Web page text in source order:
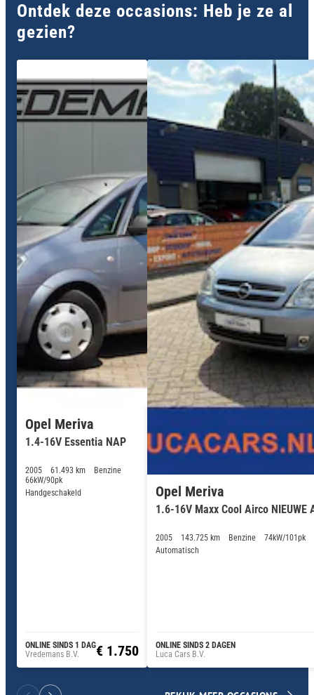
Ontdek deze occasions: Heb je ze al
gezien?
Opel Meriva
1.4-16V Essentia NAP
2005 61.493 km
Benzine
66kW/90pk
Handgeschakeld
ONLINE SINDS 1 DAG
Vredemans B.V.
€ 1.750
Opel Meriva
1.6-16V Maxx Cool Airco NIEUWE
2005 143.725 km Benzine
74kW/101pk
Automatisch
ONLINE SINDS 2 DAGEN
Luca Cars B.V.